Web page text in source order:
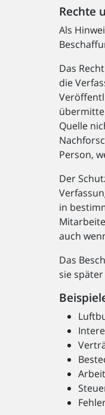
Rechte
Als
Das
die
Quelle
Person,
Der
in
auch
Das
sie